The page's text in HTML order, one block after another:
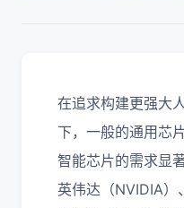
在追求构建更强大
下，一般的通用芯
智能芯片的需求显
英伟达（NVIDIA）